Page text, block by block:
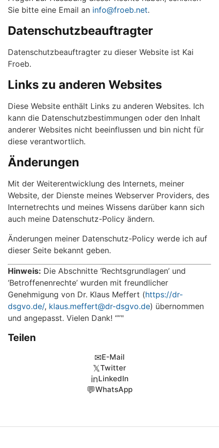
Sie bitte eine Email an info@froeb.net.
Datenschutzbeauftragter
Datenschutzbeauftragter zu dieser Website ist Kai
Froeb.
Links zu anderen Websites
Diese Website enthält Links zu anderen Websites. Ich
kann die Datenschutzbestimmungen oder den Inhalt
anderer Websites nicht beeinflussen und bin nicht für
diese verantwortlich.
Änderungen
Mit der Weiterentwicklung des Internets, meiner
Website, der Dienste meines Webserver Providers, des
Internetrechts und meines Wissens darüber kann sich
auch meine Datenschutz-Policy ändern.
Änderungen meiner Datenschutz-Policy werde ich auf
dieser Seite bekannt geben.
Hinweis: Die Abschnitte ‘Rechtsgrundlagen’ und
‘Betroffenenrechte’ wurden mit freundlicher
Genehmigung von Dr. Klaus Meffert (https://dr-
dsgvo.de/, klaus.meffert@dr-dsgvo.de) übernommen
und angepasst. Vielen Dank! “”"
Teilen
✉E-Mail
𝕏Twitter
inLinkedIn
💬WhatsApp